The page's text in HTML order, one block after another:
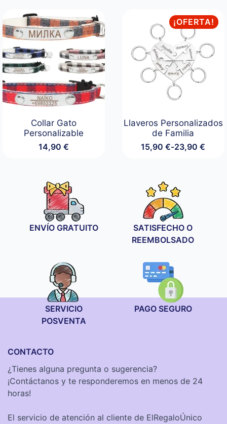
Collar Gato
Personalizable
14,90€
¡OFERTA!
Llaveros Personalizados
de Familia
15,90€-23,90€
Rango
15,90 €
hasta
23,90 €
ENVÍO GRATUITO
SATISFECHO O
REEMBOLSADO
SERVICIO
POSVENTA
PAGO SEGURO
CONTACTO
¿Tienes alguna pregunta o sugerencia?
¡Contáctanos y te responderemos en menos de 24
horas!
El servicio de atención al cliente de ElRegaloÚnico